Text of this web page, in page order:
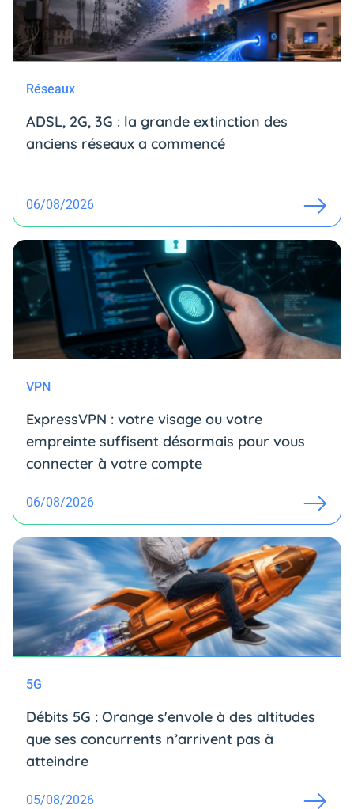
Réseaux
ADSL, 2G, 3G : la grande extinction des
anciens réseaux a commencé
06/08/2026
VPN
ExpressVPN : votre visage ou votre
empreinte suffisent désormais pour vous
connecter à votre compte
06/08/2026
5G
Débits 5G : Orange s'envole à des altitudes
que ses concurrents n’arrivent pas à
atteindre
05/08/2026